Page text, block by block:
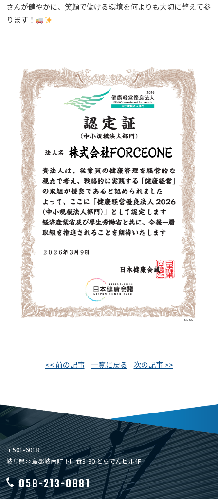
さんが健やかに、笑顔で働ける環境を何よりも大切に整えて参
ります！
<< 前の記事 一覧に戻る 次の記事 >>
〒501-6018
岐阜県羽島郡岐南町下印食3-30 とらでんビル4F
058-213-0881